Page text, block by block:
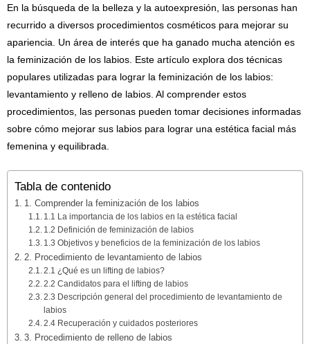
En la búsqueda de la belleza y la autoexpresión, las personas han
recurrido a diversos procedimientos cosméticos para mejorar su
apariencia. Un área de interés que ha ganado mucha atención es
la feminización de los labios. Este artículo explora dos técnicas
populares utilizadas para lograr la feminización de los labios:
levantamiento y relleno de labios. Al comprender estos
procedimientos, las personas pueden tomar decisiones informadas
sobre cómo mejorar sus labios para lograr una estética facial más
femenina y equilibrada.
Tabla de contenido
1. Comprender la feminización de los labios
1.1 La importancia de los labios en la estética facial
1.2 Definición de feminización de labios
1.3 Objetivos y beneficios de la feminización de los labios
2. Procedimiento de levantamiento de labios
2.1 ¿Qué es un lifting de labios?
2.2 Candidatos para el lifting de labios
2.3 Descripción general del procedimiento de levantamiento de
labios
2.4 Recuperación y cuidados posteriores
3. Procedimiento de relleno de labios